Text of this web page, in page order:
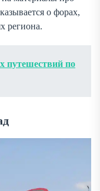
о форах,
региона.
путешествий по